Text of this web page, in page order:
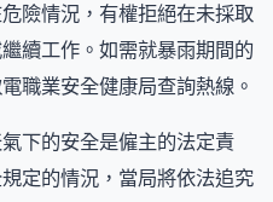
險情況，有權拒絕在未採取
續工作。如需就暴雨期間的
職業安全健康局查詢熱線。
下的安全是僱主的法定責
定的情況，當局將依法追究